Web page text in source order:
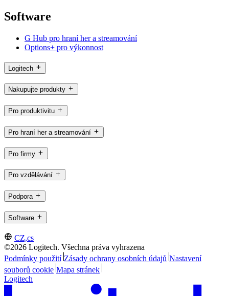
Software
G Hub pro hraní her a streamování
Options+ pro výkonnost
Logitech
Nakupujte produkty
Pro produktivitu
Pro hraní her a streamování
Pro firmy
Pro vzdělávání
Podpora
Software
CZ,cs
©2026 Logitech. Všechna práva vyhrazena
Podmínky použití Zásady ochrany osobních údajů Nastavení
souborů cookie Mapa stránek
Logitech